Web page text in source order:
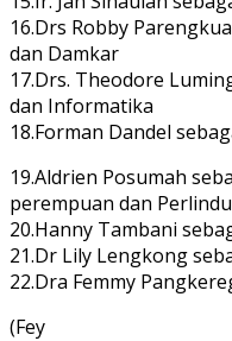
16.Drs Robby
dan Damkar
17.Drs. Theodore
dan Informatika
18.Forman Dandel
19.Aldrien Posumah
perempuan dan
20.Hanny Tambani
21.Dr Lily Lengkong
22.Dra Femmy
(Fey